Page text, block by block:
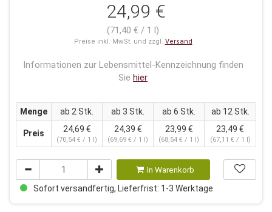
24,99 €
(71,40 € / 1 l)
Preise inkl. MwSt. und zzgl. Versand
Informationen zur Lebensmittel-Kennzeichnung finden
Sie hier
Menge ab 2 Stk. ab 3 Stk. ab 6 Stk. ab 12 Stk.
Preis 24,69 €
(70,54 € / 1 l)
24,39 €
(69,69 € / 1 l)
23,99 €
(68,54 € / 1 l)
23,49 €
(67,11 € / 1 l)
In Warenkorb
Sofort versandfertig, Lieferfrist: 1-3 Werktage